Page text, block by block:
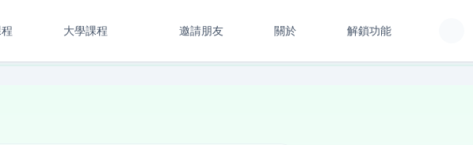
大學課程 邀請朋友 關於 解鎖功能